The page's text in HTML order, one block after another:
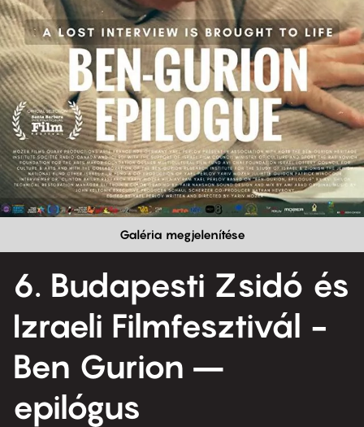
Galéria megjelenítése
6. Budapesti Zsidó és
Izraeli Filmfesztivál -
Ben Gurion –
epilógus